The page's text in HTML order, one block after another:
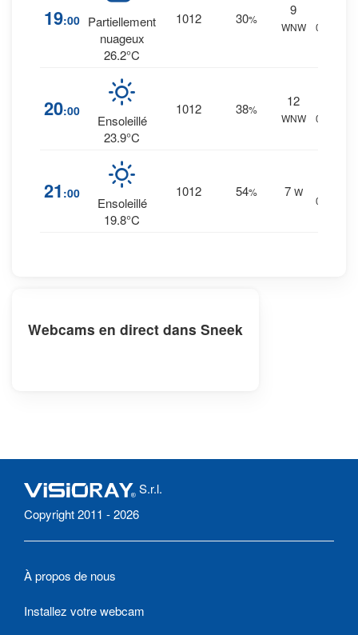
19:00 Partiellement
nuageux
26.2°C
1012 30%
9
WNW
0 mm.
20:00
Ensoleillé
23.9°C
1012 38%
12
WNW
0 mm.
21 :00
Ensoleillé
19.8°C
1012 54% 7 W
0 mm.
Webcams en direct dans Sneek
S.r.l.
Copyright 2011 - 2026
À propos de nous
Installez votre webcam